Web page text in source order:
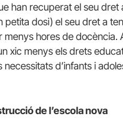
han recuperat el seu dret
petita dosi) el seu dret a
menys hores de
xic menys els drets
d’infants i
de l’escola nova